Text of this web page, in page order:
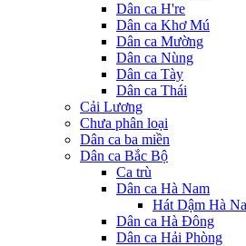
Dân ca H're
Dân ca Khơ Mú
Dân ca Mường
Dân ca Nùng
Dân ca Tày
Dân ca Thái
Cải Lương
Chưa phân loại
Dân ca ba miền
Dân ca Bắc Bộ
Ca trù
Dân ca Hà Nam
Hát Dậm Hà
Dân ca Hà Đông
Dân ca Hải Phòng